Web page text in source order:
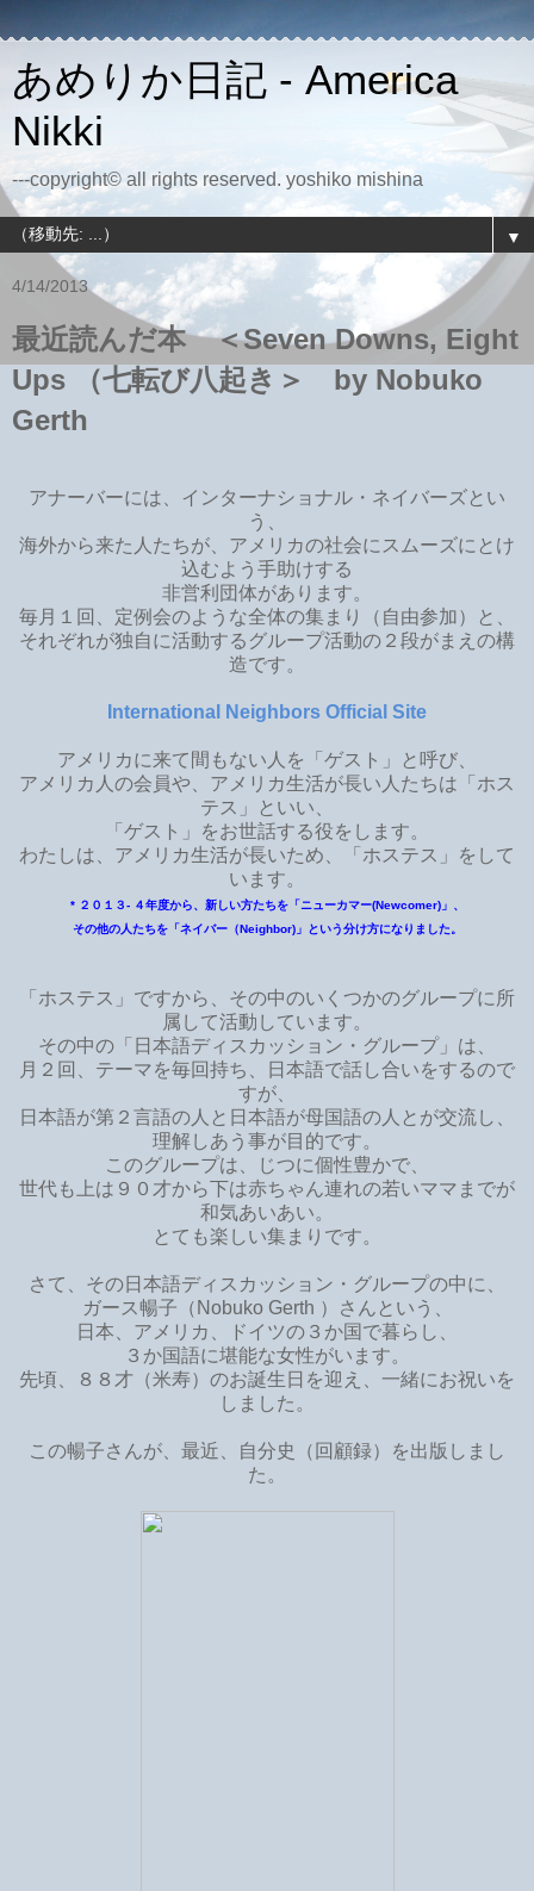
あめりか日記 - America
Nikki
---copyright© all rights reserved. yoshiko mishina
▼
4/14/2013
最近読んだ本 ＜Seven Downs, Eight
Ups （七転び八起き＞ by Nobuko
Gerth
アナーバーには、インターナショナル・ネイバーズとい
う、
海外から来た人たちが、アメリカの社会にスムーズにとけ
込むよう手助けする
非営利団体があります。
毎月１回、定例会のような全体の集まり（自由参加）と、
それぞれが独自に活動するグループ活動の２段がまえの構
造です。
International Neighbors Official Site
アメリカに来て間もない人を「ゲスト」と呼び、
アメリカ人の会員や、アメリカ生活が長い人たちは「ホス
テス」といい、
「ゲスト」をお世話する役をします。
わたしは、アメリカ生活が長いため、「ホステス」をして
います。
* ２０１３- ４年度から、新しい方たちを「ニューカマー(Newcomer)」、
その他の人たちを「ネイバー（Neighbor)」という分け方になりました。
「ホステス」ですから、その中のいくつかのグループに所
属して活動しています。
その中の「日本語ディスカッション・グループ」は、
月２回、テーマを毎回持ち、日本語で話し合いをするので
すが、
日本語が第２言語の人と日本語が母国語の人とが交流し、
理解しあう事が目的です。
このグループは、じつに個性豊かで、
世代も上は９０才から下は赤ちゃん連れの若いママまでが
和気あいあい。
とても楽しい集まりです。
さて、その日本語ディスカッション・グループの中に、
ガース暢子（Nobuko Gerth ）さんという、
日本、アメリカ、ドイツの３か国で暮らし、
３か国語に堪能な女性がいます。
先頃、８８才（米寿）のお誕生日を迎え、一緒にお祝いを
しました。
この暢子さんが、最近、自分史（回顧録）を出版しまし
た。